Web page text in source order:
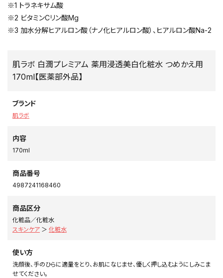
※1 トラネキサム酸
※2 ビタミンCリン酸Mg
※3 加水分解ヒアルロン酸（ナノ化ヒアルロン酸）、ヒアルロン酸Na-2
肌ラボ 白潤プレミアム 薬用浸透美白化粧水 つめかえ用
170ml【医薬部外品】
ブランド
肌ラボ
内容
170ml
商品番号
4987241168460
商品区分
化粧品／化粧水
スキンケア ＞ 化粧水
使い方
洗顔後、手のひらに適量をとり、お肌になじませ、優しく押し込むようにしみこま
せてください。